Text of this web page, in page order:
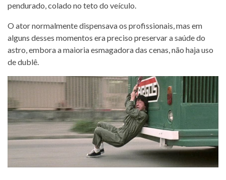
pendurado, colado no teto do veículo.
O ator normalmente dispensava os profissionais, mas em
alguns desses momentos era preciso preservar a saúde do
astro, embora a maioria esmagadora das cenas, não haja uso
de dublê.